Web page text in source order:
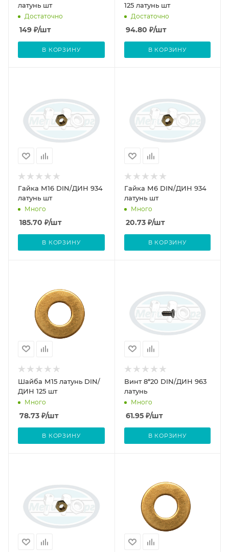
латунь шт
Достаточно
149 ₽/шт
В КОРЗИНУ
125 латунь шт
Достаточно
94.80 ₽/шт
В КОРЗИНУ
Гайка М16 DIN/ДИН 934
латунь шт
Много
185.70 ₽/шт
В КОРЗИНУ
Гайка М6 DIN/ДИН 934
латунь шт
Много
20.73₽/шт
В КОРЗИНУ
Шайба М15 латунь DIN/
ДИН 125 шт
Много
78.73 ₽/шт
В КОРЗИНУ
Винт 8*20 DIN/ДИН 963
латунь
Много
61.95₽/шт
В КОРЗИНУ